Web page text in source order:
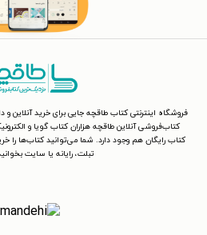
فروشگاه اینترنتی کتاب طاقچه جایی برای خرید آنلاین
کتاب‌فروشی آنلاین طاقچه هزاران کتاب گویا و
کتاب رایگان هم وجود دارد. شما می‌توانید کتاب‌ها را
تبلت، رایانه یا سایت